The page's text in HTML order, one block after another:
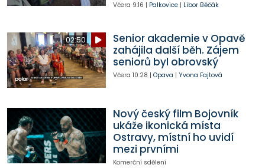
Včera 9:16 | Palkovice| Libor Běčák
02:50
Senior akademie v Opavě
zahájila další běh. Zájem
seniorů byl obrovský
Včera 10:28 | Opava | Yvona Fajtová
Nový český film Bojovník
ukáže ikonická místa
Ostravy, místní ho uvidí
mezi prvními
Komerční sdělení